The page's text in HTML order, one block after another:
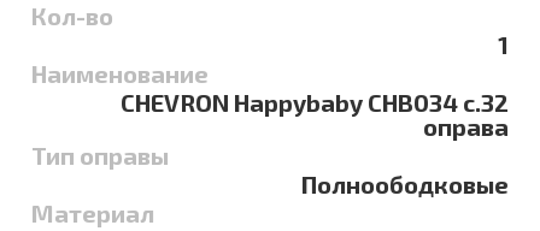
Кол-во
1
Наименование
CHEVRON Happybaby CHB034 c.32
оправа
Тип оправы
Полноободковые
Материал